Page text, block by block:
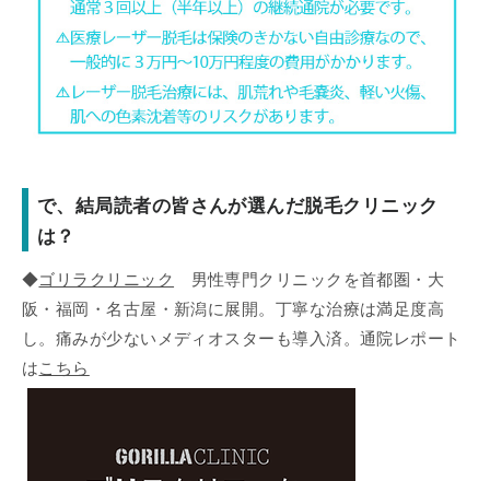
で、結局読者の皆さんが選んだ脱毛クリニック
は？
◆ゴリラクリニック
男性専門クリニックを首都圏・大
阪・福岡・名古屋・新潟に展開。丁寧な治療は満足度高
し。痛みが少ないメディオスターも導入済。通院レポート
はこちら